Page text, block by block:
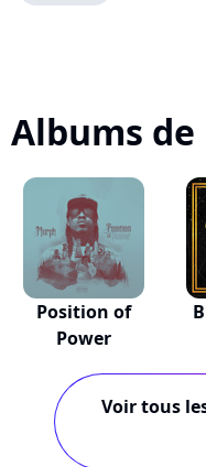
Albums
Position of
Power
Voir tous